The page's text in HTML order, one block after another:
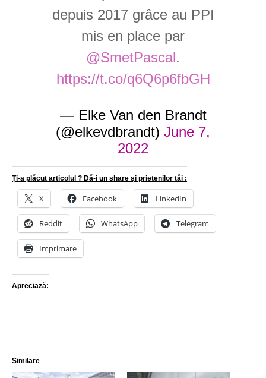
depuis 2017 grâce au PPI
mis en place par
@SmetPascal.
https://t.co/q6Q6p6fbGH
— Elke Van den Brandt
(@elkevdbrandt) June 7,
2022
Ți-a plăcut articolul ? Dă-i un share și prietenilor tăi :
X Facebook LinkedIn
Reddit WhatsApp Telegram
Imprimare
Apreciază:
Similare